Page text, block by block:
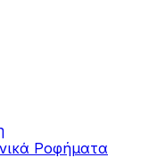
Ροφήματα